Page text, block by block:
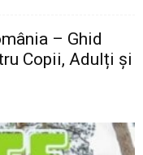
– Ghid
Copii, Adulți și